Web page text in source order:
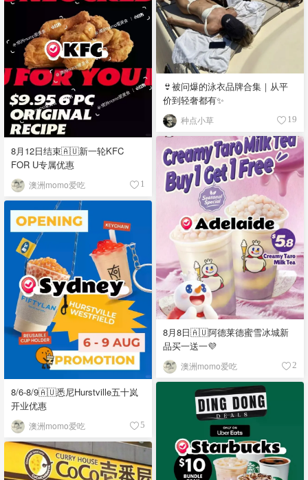
👙被问爆的泳衣品牌合集｜从平
价到轻奢都有✨
种点小草 19
8月12日结束🇦🇺新一轮KFC
FOR U专属优惠
澳洲momo爱吃 1
8月8日🇦🇺阿德莱德蜜雪冰城新
品买一送一💜
澳洲momo爱吃 2
8/6-8/9🇦🇺悉尼Hurstville五十岚
开业优惠
澳洲momo爱吃 5